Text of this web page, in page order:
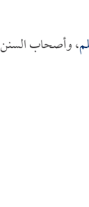
، وأصحاب السنن